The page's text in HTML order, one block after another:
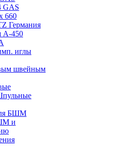
GAS
660
Германия
А-450
иглы
швейным
БШМ
и